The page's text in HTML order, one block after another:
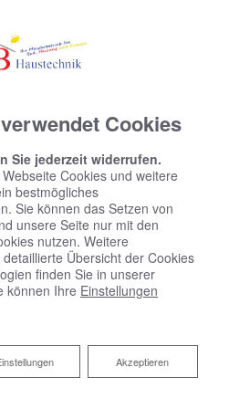
Cookies
Sie jederzeit widerrufen.
Cookies und weitere
bestmögliches
Sie können das Setzen von
unsere Seite nur mit den
nutzen. Weitere
Übersicht der Cookies
finden Sie in unserer
können Ihre Einstellungen
Akzeptieren